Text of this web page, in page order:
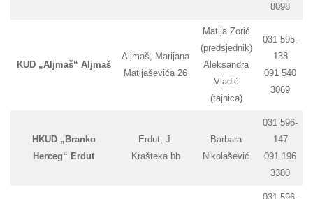
8098
KUD „Aljmaš“ Aljmaš
Aljmaš, Marijana
Matijaševića 26
Matija Zorić
(predsjednik)
Aleksandra
Vladić
(tajnica)
031 595-
138
091 540
3069
HKUD „Branko
Herceg“ Erdut
Erdut, J.
Krašteka bb
Barbara
Nikolašević
031 596-
147
091 196
3380